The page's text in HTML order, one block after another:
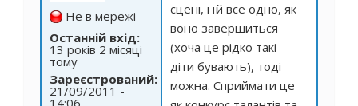
Не в мережі
Останній вхід:
13 років 2 місяці
тому
Зареєстрований:
21/09/2011 -
сцені, і їй все одно, як
воно завершиться
(хоча це рідко такі
діти бувають), тоді
можна. Сприймати це